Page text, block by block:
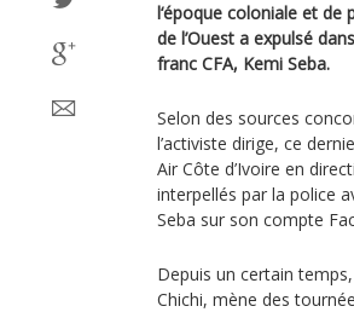
l‘époque coloniale et de
de l’Ouest a expulsé
franc CFA, Kemi Seba.
Selon des sources
l’activiste dirige, ce
Air Côte d’Ivoire en
interpellés par la police
Seba sur son compte
Depuis un certain
Chichi, mène des